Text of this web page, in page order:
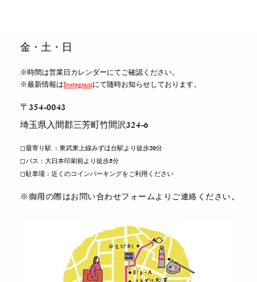
​金・土・日
※時間は営業日カレンダーにてご確認ください。
※最新情報はInstagramにて随時お知らせしております。
〒354-0043
​埼玉県入間郡三芳町竹間沢324-6
◻︎最寄り駅 ：東武東上線みずほ台駅より徒歩20分
◻︎バス：大日本印刷前より徒歩5分
◻︎駐車場：近くのコインパーキングをご利用ください
​※御用の際はお問い合わせフォームよりご連絡ください。